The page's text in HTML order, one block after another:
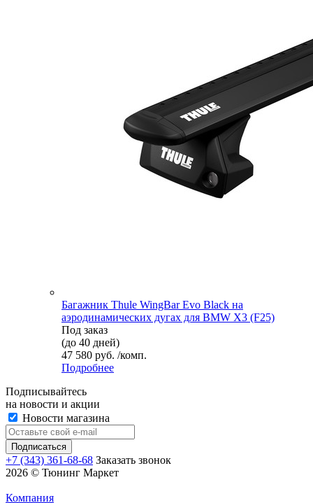
Багажник Thule WingBar Evo Black на
аэродинамических дугах для BMW X3 (F25)
Под заказ
(до 40 дней)
47 580 руб. /комп.
Подробнее
Подписывайтесь
на новости и акции
Новости магазина
+7 (343) 361-68-68 Заказать звонок
2026 © Тюнинг Маркет
Компания